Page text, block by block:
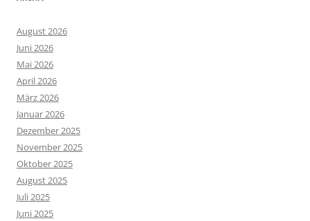
August 2026
Juni 2026
Mai 2026
April 2026
März 2026
Januar 2026
Dezember 2025
November 2025
Oktober 2025
August 2025
Juli 2025
Juni 2025